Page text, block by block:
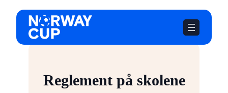
Hopp
Reglement på skolene